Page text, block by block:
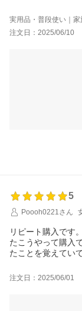
袋の小窓から見え
大事に食べたいと
ありがとうござい
実用品・普段使い｜
注文日：2025/06/10
5
Poooh0221さん
リピート購入です
たこうやって購入
たことを覚えてい
注文日：2025/06/01